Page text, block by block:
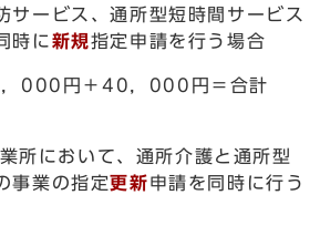
サービス、通所型短時間サービス
時に 新規指定申請を行う場合
円＋40，000円＝合計
において、通所介護と通所型
事業の指定更新申請を同時に行う